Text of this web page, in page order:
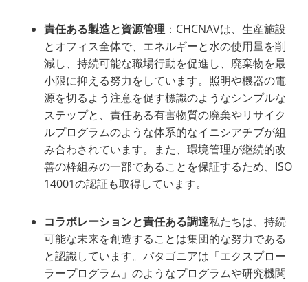
責任ある製造と資源管理 ：CHCNAVは、生産施設
とオフィス全体で、エネルギーと水の使用量を削
減し、持続可能な職場行動を促進し、廃棄物を最
小限に抑える努力をしています。照明や機器の電
源を切るよう注意を促す標識のようなシンプルな
ステップと、責任ある有害物質の廃棄やリサイク
ルプログラムのような体系的なイニシアチブが組
み合わされています。また、環境管理が継続的改
善の枠組みの一部であることを保証するため、ISO
14001の認証も取得しています。
コラボレーションと責任ある調達私たちは、持続
可能な未来を創造することは集団的な努力である
と認識しています。パタゴニアは「エクスプロー
ラープログラム」のようなプログラムや研究機関